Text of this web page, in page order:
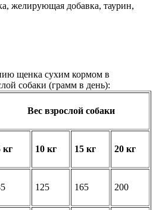
желирующая добавка, таурин,
щенка сухим кормом в
собаки (грамм в день):
Вес взрослой собаки
кг 10 кг 15 кг 20 кг
125 165 200